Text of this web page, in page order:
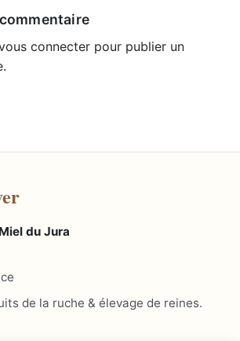
connecter pour publier un
du Jura
de la ruche & élevage de reines.